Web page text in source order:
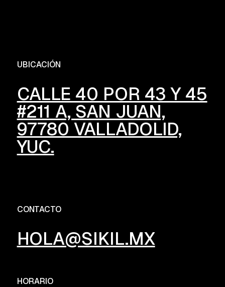
UBICACIÓN
CALLE 40 POR 43 Y 45
#211 A, SAN JUAN,
97780 VALLADOLID,
YUC.
CONTACTO
HOLA@SIKIL.MX
HORARIO